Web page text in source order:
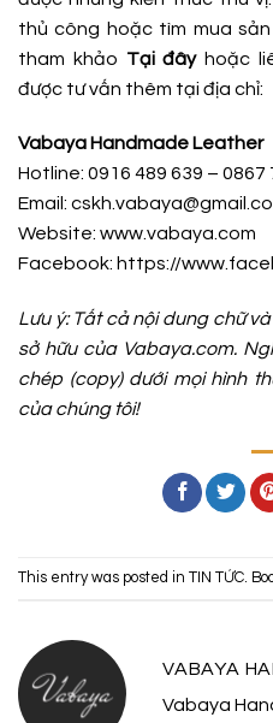
thủ công hoặc tìm mua
tham khảo Tại đâyhoặc
được tư vấn thêm tại địa chỉ:
Vabaya Handmade Leather
Hotline: 0916 489 639 – 0867
Email:
Website: www.vabaya.com
Facebook: https://
Lưu ý: Tất cả nội dung chữ
sở hữu của Vabaya.com.
chép (copy) dưới mọi hình
của chúng tôi!
This entry was posted in TIN TỨC .
VABAYA
Vabaya